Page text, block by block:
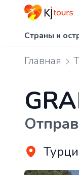
Страны и
Главная